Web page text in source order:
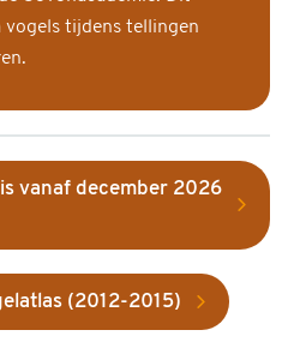
vogels tijdens tellingen
vanaf december 2026
(2012-2015)